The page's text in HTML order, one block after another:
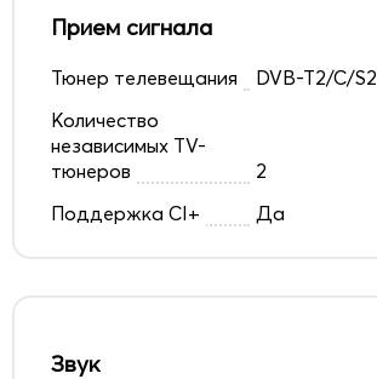
Прием сигнала
Тюнер телевещания
DVB-T2/C/S2
Количество
независимых TV-
тюнеров
2
Поддержка CI+
Да
Звук